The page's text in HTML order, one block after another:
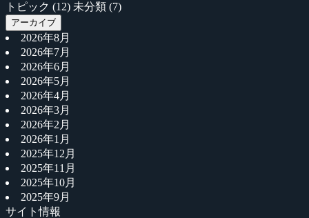
トピック (12) 未分類 (7)
アーカイブ
2026年8月
2026年7月
2026年6月
2026年5月
2026年4月
2026年3月
2026年2月
2026年1月
2025年12月
2025年11月
2025年10月
2025年9月
サイト情報